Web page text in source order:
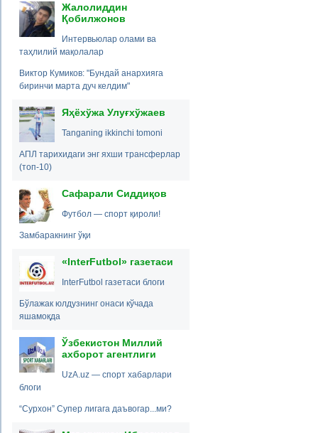
Жалолиддин
Қобилжонов
Интервьюлар олами ва
таҳлилий мақолалар
Виктор Кумиков: "Бундай анархияга
биринчи марта дуч келдим"
Яҳёхўжа Улуғхўжаев
Tanganing ikkinchi tomoni
АПЛ тарихидаги энг яхши трансферлар
(топ-10)
Сафарали Сиддиқов
Футбол — спорт қироли!
Замбаракнинг ўқи
«InterFutbol» газетаси
InterFutbol газетаси блоги
Бўлажак юлдузнинг онаси кўчада
яшамоқда
Ўзбекистон Миллий
ахборот агентлиги
UzA.uz — спорт хабарлари
блоги
“Сурхон” Супер лигага даъвогар...ми?